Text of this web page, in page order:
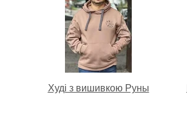
Худі з вишивкою Руны